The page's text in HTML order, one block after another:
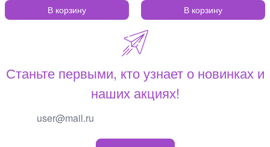
В корзину В корзину
Станьте первыми, кто узнает о новинках и
наших акциях!